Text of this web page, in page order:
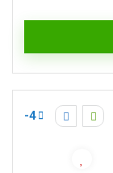
-4